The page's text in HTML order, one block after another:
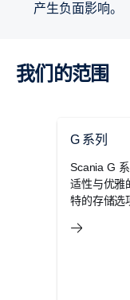
产生负面影响。
我们的范围
G 系列
Scania G
适性与优雅
特的存储选